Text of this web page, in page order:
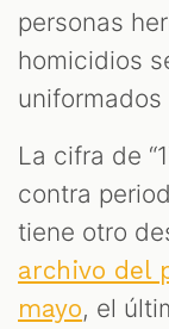
personas
homicidios
La cifra de
contra
tiene otro
archivo del
mayo, el